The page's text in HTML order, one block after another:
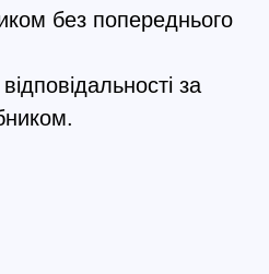
без попереднього
за